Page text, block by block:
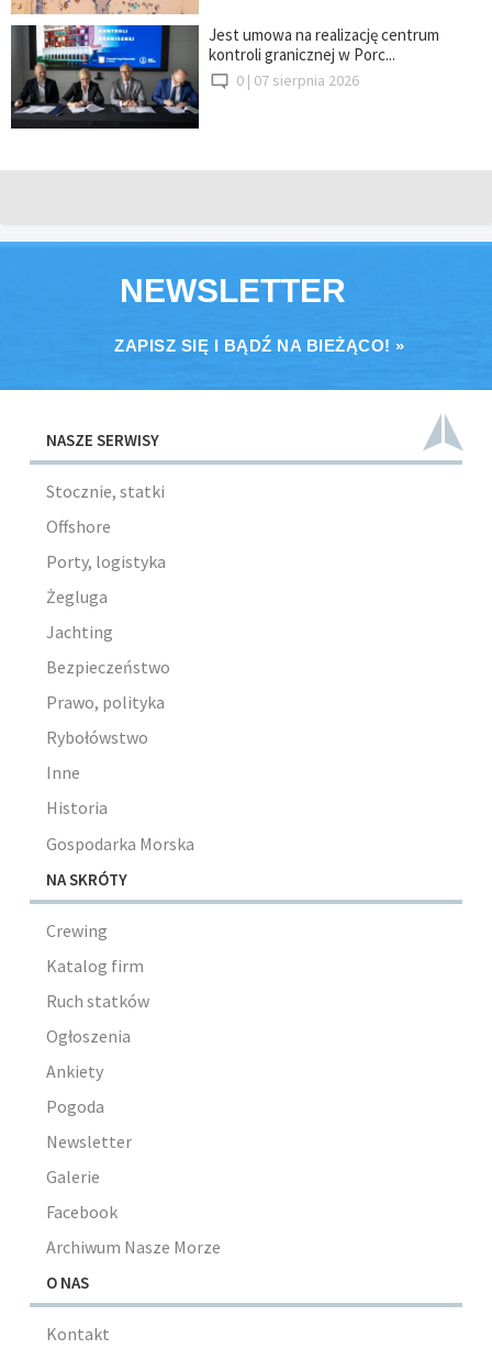
Jest umowa na realizację centrum
kontroli granicznej w Porc...
0 | 07 sierpnia 2026
NEWSLETTER
ZAPISZ SIĘ I BĄDŹ NA BIEŻĄCO! »
NASZE SERWISY
Stocznie, statki
Offshore
Porty, logistyka
Żegluga
Jachting
Bezpieczeństwo
Prawo, polityka
Rybołówstwo
Inne
Historia
Gospodarka Morska
NA SKRÓTY
Crewing
Katalog firm
Ruch statków
Ogłoszenia
Ankiety
Pogoda
Newsletter
Galerie
Facebook
Archiwum Nasze Morze
O NAS
Kontakt